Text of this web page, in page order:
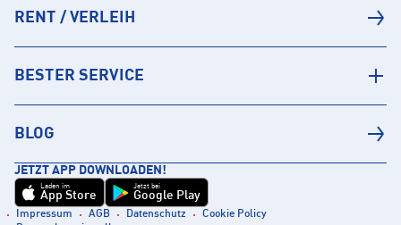
RENT / VERLEIH
BESTER SERVICE
BLOG
JETZT APP DOWNLOADEN!
Laden im
App Store
Jetzt bei
Google Play
Impressum AGB Datenschutz
Cookie Policy